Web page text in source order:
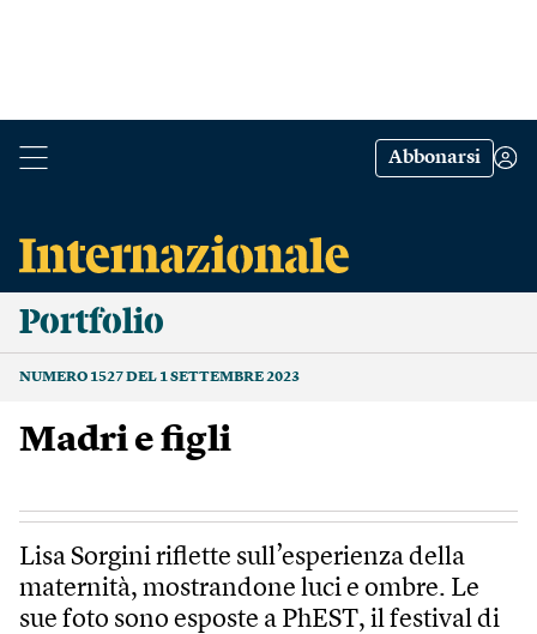
Abbonarsi
Portfolio
NUMERO 1527 DEL 1 SETTEMBRE 2023
Madri e figli
Lisa Sorgini riflette sull’esperienza della
maternità, mostrandone luci e ombre. Le
sue foto sono esposte a PhEST, il festival di